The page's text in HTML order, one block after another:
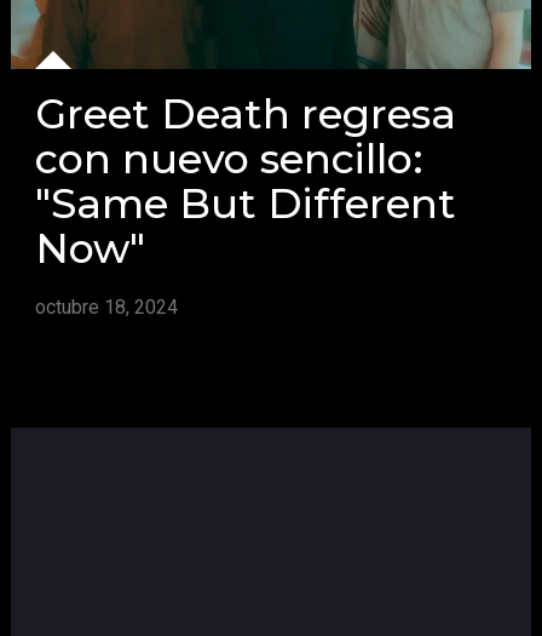
Greet Death regresa
con nuevo sencillo:
"Same But Different
Now"
octubre 18, 2024